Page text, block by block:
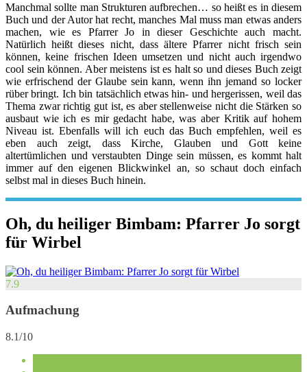
Manchmal sollte man Strukturen aufbrechen… so heißt es in diesem
Buch und der Autor hat recht, manches Mal muss man etwas anders
machen, wie es Pfarrer Jo in dieser Geschichte auch macht.
Natürlich heißt dieses nicht, dass ältere Pfarrer nicht frisch sein
können, keine frischen Ideen umsetzen und nicht auch irgendwo
cool sein können. Aber meistens ist es halt so und dieses Buch zeigt
wie erfrischend der Glaube sein kann, wenn ihn jemand so locker
rüber bringt. Ich bin tatsächlich etwas hin- und hergerissen, weil das
Thema zwar richtig gut ist, es aber stellenweise nicht die Stärken so
ausbaut wie ich es mir gedacht habe, was aber Kritik auf hohem
Niveau ist. Ebenfalls will ich euch das Buch empfehlen, weil es
eben auch zeigt, dass Kirche, Glauben und Gott keine
altertümlichen und verstaubten Dinge sein müssen, es kommt halt
immer auf den eigenen Blickwinkel an, so schaut doch einfach
selbst mal in dieses Buch hinein.
Oh, du heiliger Bimbam: Pfarrer Jo sorgt
für Wirbel
7.9
Aufmachung
8.1/10